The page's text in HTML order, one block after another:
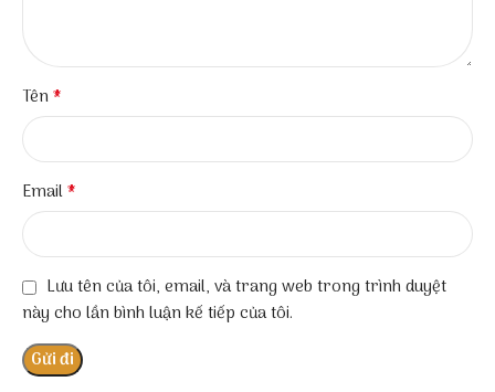
Tên*
Email*
Lưu tên của tôi, email, và trang web trong trình duyệt
này cho lần bình luận kế tiếp của tôi.